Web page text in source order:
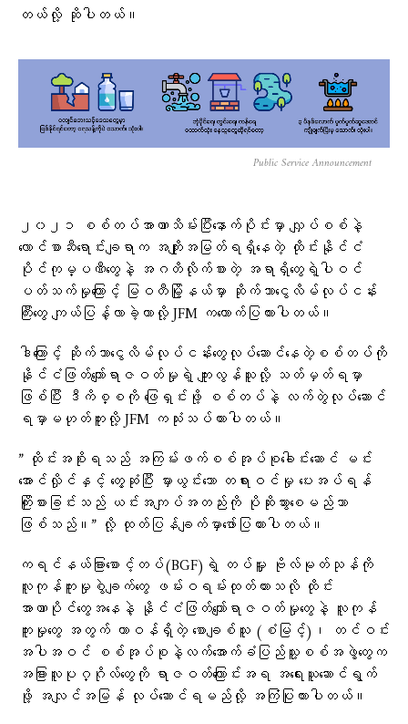
တယ်လို့ ဆိုပါတယ်။
Public Service Announcement
၂၀၂၁ စစ်တပ်အာဏာသိမ်းပြီးနောက်ပိုင်းမှာ လျှပ်စစ်နဲ့
လောင်စာဆီရောင်းချရာက အကျိုးအမြတ်ရရှိနေတဲ့ ထိုင်းနိုင်ငံ
ပိုင်ကုမ္ပဏီတွေနဲ့ အဂတိလိုက်စားတဲ့ အရာရှိ‌တွေရဲ့ပါဝင်
ပတ်သက်မှုကြောင့် မြဝတီမြို့နယ်မှာ ဆိုက်ဘာငွေလိမ်လုပ်ငန်း
ကြီးတွေ ကျယ်ပြန့်လာခဲ့တာလို့ JFM ကထောက်ပြထားပါတယ်။
ဒါကြောင့် ဆိုက်ဘာငွေလိမ်လုပ်ငန်းတွေလုပ်ဆောင်နေတဲ့စစ်တပ်ကို
နိုင်ငံဖြတ်ကျော်ရာဇဝတ်မှုရဲ့ ကျူးလွန်သူလို့ သတ်မှတ်ရမှာ
ဖြစ်ပြီး ဒီကိစ္စကို ဖြေရှင်းဖို့ စစ်တပ်နဲ့ လက်တွဲလုပ်ဆောင်
ရမှာမဟုတ်ဘူးလို့ JFM ကသုံးသပ်ထားပါတယ်။
” ထိုင်းအစိုးရသည် အကြမ်းဖက်စစ်အုပ်စုခေါင်းဆောင် မင်း
အောင်လှိုင်နှင့် တွေ့ဆုံပြီး မှားယွင်းသော တရားဝင်မှု ပေးအပ်ရန်
ကြိုးစားခြင်းသည် ယင်းအကျပ်အတည်းကို ပိုဆိုးသွားစေမည်သာ
ဖြစ်သည်။” လို့ ထုတ်ပြန်ချက်မှာဖော်ပြထားပါတယ်။
ကရင်နယ်ခြားစောင့်တပ်(BGF)ရဲ့ တပ်မှူး ဗိုလ်မုတ်သုန်ကို
လူကုန်ကူးမှုစွဲချက်တွေ ဖမ်းဝရမ်းထုတ်ထားသလို ထိုင်း
အာဏာပိုင်တွေအနေနဲ့ နိုင်ငံဖြတ်ကျော်ရာဇဝတ်မှုတွေနဲ့ လူကုန်
ကူးမှု‌တွေ အတွက် တာဝန်ရှိတဲ့ စောချစ်သူ (စံမြင့်)၊ တင်ဝင်း
အပါအဝင် စစ်အုပ်စုနဲ့လက်အောက်ခံပြည်သူ့စစ်အဖွဲ့တွေက
အခြားလူပုဂ္ဂိုလ်တွေကို ရာဇဝတ်ကြောင်းအရ အရေးယူဆောင်ရွက်
ဖို့ အလျင်အမြန် လုပ်ဆောင်ရမည်လို့ အကြံပြုထားပါတယ်။